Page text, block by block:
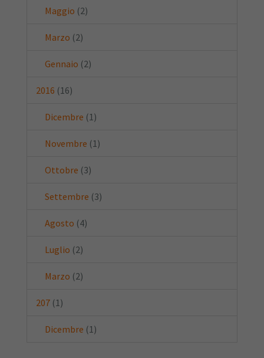
Maggio (2)
Marzo (2)
Gennaio (2)
2016 (16)
Dicembre (1)
Novembre (1)
Ottobre (3)
Settembre (3)
Agosto (4)
Luglio (2)
Marzo (2)
207 (1)
Dicembre (1)